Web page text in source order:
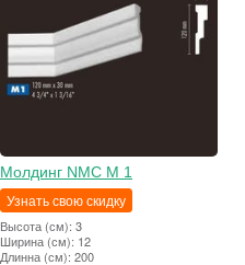
Молдинг NMC M 1
Узнать свою скидку
Высота (см): 3
Ширина (см): 12
Длинна (см): 200